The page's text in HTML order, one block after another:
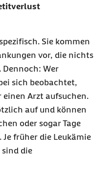
Sie kommen
vor, die nichts
Wer
sich beobachtet,
einen Arzt aufsuchen.
auf und können
oder sogar Tage
früher die Leukämie
die